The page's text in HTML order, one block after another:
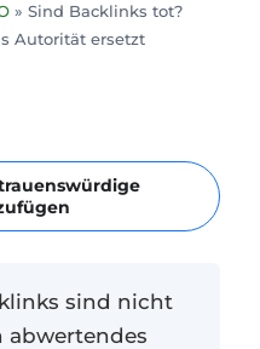
sind nicht
abwertendes
» Sind Backlinks tot?
Autorität ersetzt